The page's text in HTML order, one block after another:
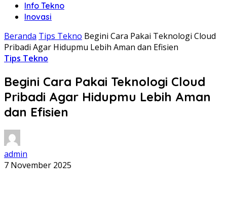
Info Tekno
Inovasi
Beranda Tips Tekno Begini Cara Pakai Teknologi Cloud
Pribadi Agar Hidupmu Lebih Aman dan Efisien
Tips Tekno
Begini Cara Pakai Teknologi Cloud
Pribadi Agar Hidupmu Lebih Aman
dan Efisien
admin
7 November 2025